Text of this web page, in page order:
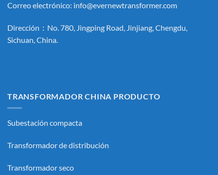
Correo electrónico: info@evernewtransformer.com
Dirección：No. 780, Jingping Road, Jinjiang, Chengdu,
Sichuan, China.
TRANSFORMADOR CHINA PRODUCTO
Subestación compacta
Transformador de distribución
Transformador seco